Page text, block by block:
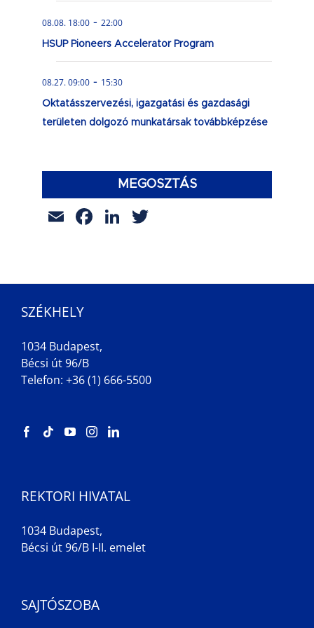
08.08. 18:00 - 22:00
HSUP Pioneers Accelerator Program
08.27. 09:00 - 15:30
Oktatásszervezési, igazgatási és gazdasági
területen dolgozó munkatársak továbbképzése
MEGOSZTÁS
EmailFacebook
LinkedIn
SZÉKHELY
1034 Budapest,
Bécsi út 96/B
Telefon: +36 (1) 666-5500
REKTORI HIVATAL
1034 Budapest,
Bécsi út 96/B I-II. emelet
SAJTÓSZOBA